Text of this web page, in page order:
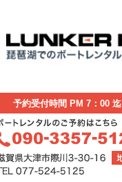
予約受付時間 PM 7：00 迄